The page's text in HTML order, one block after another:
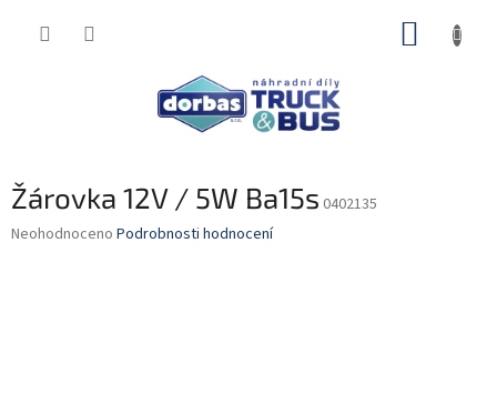
Žárovka 12V / 5W Ba15s 0402135
Průměrné
Neohodnoceno Podrobnosti hodnocení